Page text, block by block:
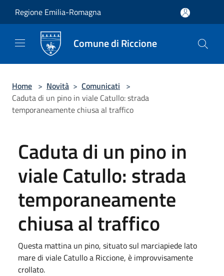
Regione Emilia-Romagna
Comune di Riccione
Home > Novità > Comunicati >
Caduta di un pino in viale Catullo: strada
temporaneamente chiusa al traffico
Caduta di un pino in
viale Catullo: strada
temporaneamente
chiusa al traffico
Questa mattina un pino, situato sul marciapiede lato
mare di viale Catullo a Riccione, è improvvisamente
crollato.